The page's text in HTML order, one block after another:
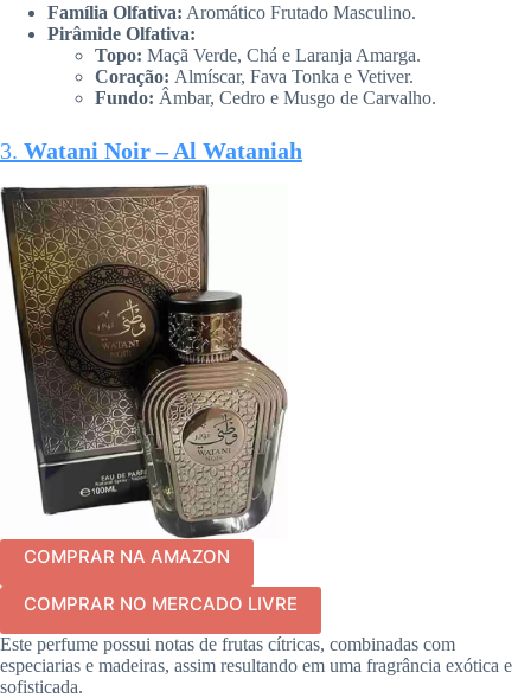
Família Olfativa: Aromático Frutado Masculino.
Pirâmide Olfativa:
Topo: Maçã Verde, Chá e Laranja Amarga.
Coração: Almíscar, Fava Tonka e Vetiver.
Fundo: Âmbar, Cedro e Musgo de Carvalho.
3. Watani Noir – Al Wataniah
COMPRAR NA AMAZON
COMPRAR NO MERCADO LIVRE
Este perfume possui notas de frutas cítricas, combinadas com
especiarias e madeiras, assim resultando em uma fragrância exótica e
sofisticada.